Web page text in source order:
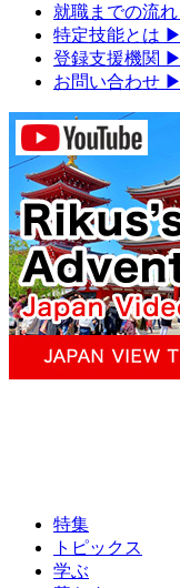
就職までの流れ
特定技能とは ▶︎
登録支援機関 ▶︎
お問い合わせ ▶︎
特集
トピックス
学ぶ